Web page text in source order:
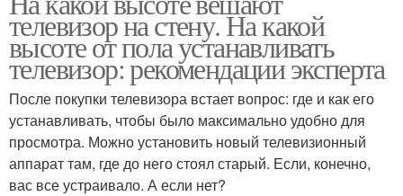
телевизор на стену. На какой
высоте от пола устанавливать
телевизор: рекомендации эксперта
После покупки телевизора встает вопрос: где и как его
устанавливать, чтобы было максимально удобно для
просмотра. Можно установить новый телевизионный
аппарат там, где до него стоял старый. Если, конечно,
вас все устраивало. А если нет?